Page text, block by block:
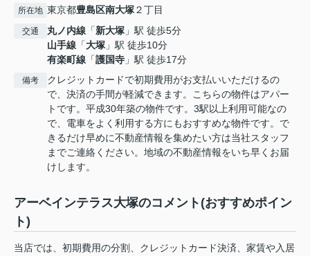
所在地 東京都豊島区南大塚２丁目
交通 丸ノ内線 「新大塚 」駅 徒歩5分
山手線 「大塚 」駅 徒歩10分
有楽町線 「護国寺 」駅 徒歩17分
備考
クレジットカードで初期費用がお支払いいただけるの
で、決済の手間が軽減できます。こちらの物件はアパー
トです。平成30年築の物件です。3駅以上利用可能なの
で、電車をよく利用する方にもおすすめな物件です。で
きるだけ早めに不動産情報を集めたい方は当社スタッフ
までご連絡ください。地域の不動産情報をいち早くお届
けします。
アーベインテラス大塚のコメント(おすすめポイン
ト)
当店では、初期費用の分割、クレジットカード決済、家賃や入居